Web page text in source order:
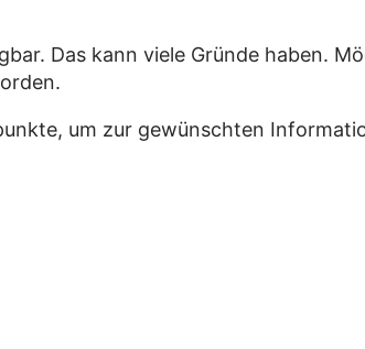
Das kann viele Gründe haben.
um zur gewünschten